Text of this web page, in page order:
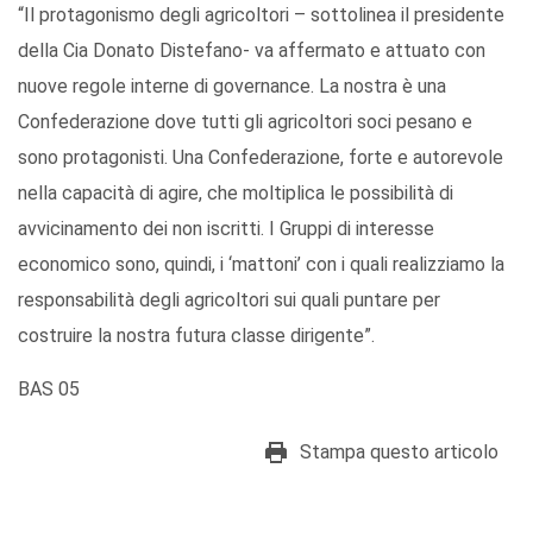
“Il protagonismo degli agricoltori – sottolinea il presidente
della Cia Donato Distefano- va affermato e attuato con
nuove regole interne di governance. La nostra è una
Confederazione dove tutti gli agricoltori soci pesano e
sono protagonisti. Una Confederazione, forte e autorevole
nella capacità di agire, che moltiplica le possibilità di
avvicinamento dei non iscritti. I Gruppi di interesse
economico sono, quindi, i ‘mattoni’ con i quali realizziamo la
responsabilità degli agricoltori sui quali puntare per
costruire la nostra futura classe dirigente”.
BAS 05
Stampa questo articolo